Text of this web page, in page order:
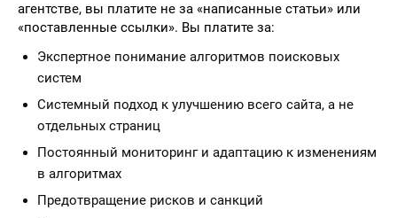
агентстве, вы платите не за «написанные статьи» или
«поставленные ссылки». Вы платите за:
Экспертное понимание алгоритмов поисковых
систем
Системный подход к улучшению всего сайта, а не
отдельных страниц
Постоянный мониторинг и адаптацию к изменениям
в алгоритмах
Предотвращение рисков и санкций